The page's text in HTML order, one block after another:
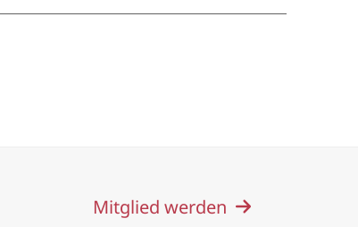
Mitglied werden